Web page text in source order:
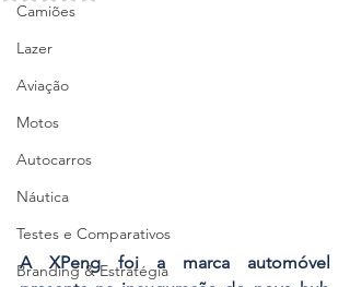
Camiões
Lazer
Aviação
Motos
Autocarros
Náutica
Testes e Comparativos
Branding & Estratégia
A XPeng foi a marca automóvel